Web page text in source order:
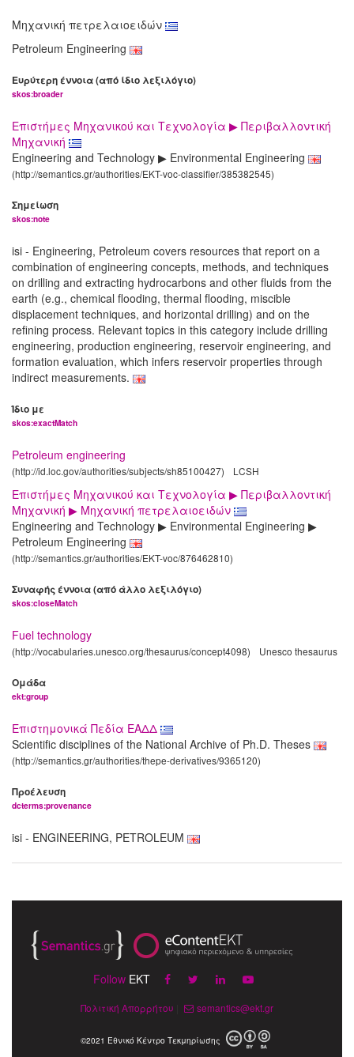
Μηχανική πετρελαιοειδών
Petroleum Engineering
Ευρύτερη έννοια (από ίδιο λεξιλόγιο)
skos:broader
Επιστήμες Μηχανικού και Τεχνολογία ▶ Περιβαλλοντική
Μηχανική
Engineering and Technology ▶ Environmental Engineering
(http://semantics.gr/authorities/EKT-voc-classifier/385382545)
Σημείωση
skos:note
isi - Engineering, Petroleum covers resources that report on a
combination of engineering concepts, methods, and techniques
on drilling and extracting hydrocarbons and other fluids from the
earth (e.g., chemical flooding, thermal flooding, miscible
displacement techniques, and horizontal drilling) and on the
refining process. Relevant topics in this category include drilling
engineering, production engineering, reservoir engineering, and
formation evaluation, which infers reservoir properties through
indirect measurements.
Ίδιο με
skos:exactMatch
Petroleum engineering
(http://id.loc.gov/authorities/subjects/sh85100427) LCSH
Επιστήμες Μηχανικού και Τεχνολογία ▶ Περιβαλλοντική
Μηχανική ▶ Μηχανική πετρελαιοειδών
Engineering and Technology ▶ Environmental Engineering ▶
Petroleum Engineering
(http://semantics.gr/authorities/EKT-voc/876462810)
Συναφής έννοια (από άλλο λεξιλόγιο)
skos:closeMatch
Fuel technology
(http://vocabularies.unesco.org/thesaurus/concept4098) Unesco thesaurus
Ομάδα
ekt:group
Επιστημονικά Πεδία ΕΑΔΔ
Scientific disciplines of the National Archive of Ph.D. Theses
(http://semantics.gr/authorities/thepe-derivatives/9365120)
Προέλευση
dcterms:provenance
isi - ENGINEERING, PETROLEUM
Follow EKT
Πολιτική Απορρήτου semantics@ekt.gr
©2021 Εθνικό Κέντρο Τεκμηρίωσης